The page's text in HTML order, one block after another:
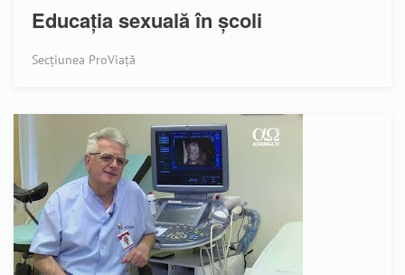
Educația sexuală în școli
Secțiunea ProViață